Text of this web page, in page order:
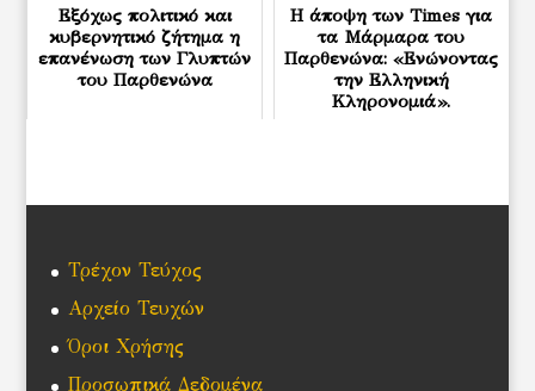
Εξόχως πολιτικό και
κυβερνητικό ζήτημα η
επανένωση των Γλυπτών
του Παρθενώνα
Η άποψη των Times για
τα Μάρμαρα του
Παρθενώνα: «Ενώνοντας
την Ελληνική
Κληρονομιά».
Τρέχον Τεύχος
Αρχείο Τευχών
Όροι Χρήσης
Προσωπικά Δεδομένα